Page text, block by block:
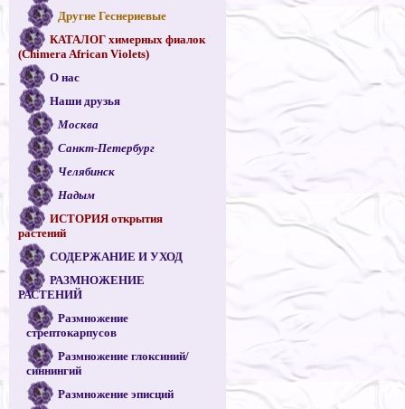
Другие Геснериевые
КАТАЛОГ химерных фиалок
(Chimera African Violets)
О нас
Наши друзья
Москва
Санкт-Петербург
Челябинск
Надым
ИСТОРИЯ открытия
растений
СОДЕРЖАНИЕ И УХОД
РАЗМНОЖЕНИЕ
РАСТЕНИЙ
Размножение
стрептокарпусов
Размножение глоксиний/
синнингий
Размножение эписций